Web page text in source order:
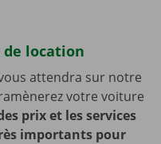
de location
attendra sur notre
votre voiture
prix et les services
importants pour